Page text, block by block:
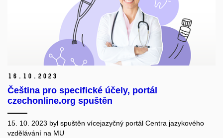
16. 10. 2023
Čeština pro specifické účely, portál
czechonline.org spuštěn
15. 10. 2023 byl spuštěn vícejazyčný portál Centra jazykového
vzdělávání na MU